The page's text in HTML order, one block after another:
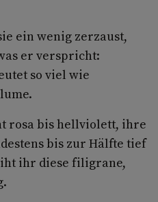
ein wenig zerzaust,
er verspricht:
so viel wie
rosa bis hellviolett, ihre
bis zur Hälfte tief
ihr diese filigrane,